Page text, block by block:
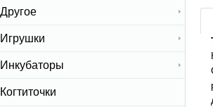
Другое
Игрушки
Инкубаторы
Когтиточки